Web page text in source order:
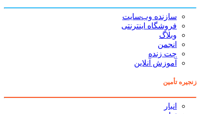
سازنده وب‌سایت
فروشگاه اینترنتی
وبلاگ
انجمن
چت زنده
آموزش آنلاین
زنجیره تأمین
انبار